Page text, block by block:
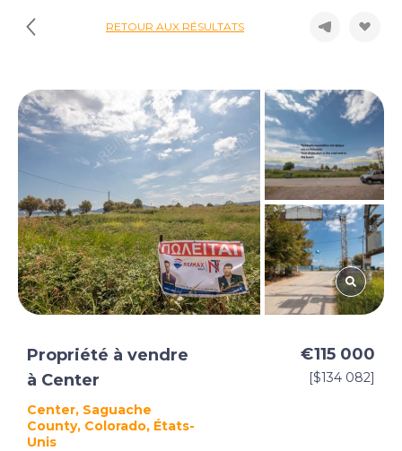
RETOUR AUX RÉSULTATS
Propriété à vendre
à Center
Center, Saguache
County, Colorado, États-
Unis
€115 000
[$134 082]